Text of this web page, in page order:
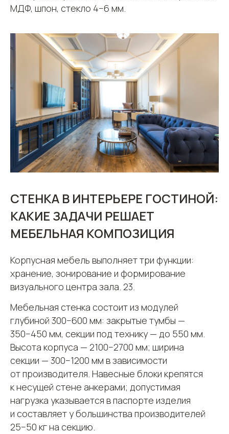
МДФ, шпон, стекло 4−6 мм.
СТЕНКА В ИНТЕРЬЕРЕ ГОСТИНОЙ:
КАКИЕ ЗАДАЧИ РЕШАЕТ
МЕБЕЛЬНАЯ КОМПОЗИЦИЯ
Корпусная мебель выполняет три функции:
хранение, зонирование и формирование
визуального центра зала. 23.
Мебельная стенка состоит из модулей
глубиной 300−600 мм: закрытые тумбы —
350−450 мм, секции под технику — до 550 мм.
Высота корпуса — 2100−2700 мм; ширина
секции — 300−1200 мм в зависимости
от производителя. Навесные блоки крепятся
к несущей стене анкерами; допустимая
нагрузка указывается в паспорте изделия
и составляет у большинства производителей
25−50 кг на секцию.